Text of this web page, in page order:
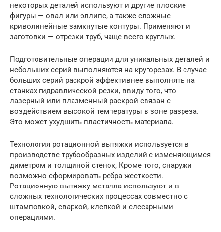
некоторых деталей используют и другие плоские
фигуры — овал или эллипс, а также сложные
криволинейные замкнутые контуры. Применяют и
заготовки — отрезки труб, чаще всего круглых.
Подготовительные операции для уникальных деталей и
небольших серий выполняются на кругорезах. В случае
больших серий раскрой эффективнее выполнять на
станках гидравлической резки, ввиду того, что
лазерный или плазменный раскрой связан с
воздействием высокой температуры в зоне разреза.
Это может ухудшить пластичность материала.
Технология ротационной вытяжки используется в
производстве трубообразных изделий с изменяющимся
диметром и толщиной стенок, Кроме того, снаружи
возможно сформировать ребра жесткости.
Ротационную вытяжку металла используют и в
сложных технологических процессах совместно с
штамповкой, сваркой, клепкой и слесарными
операциями.